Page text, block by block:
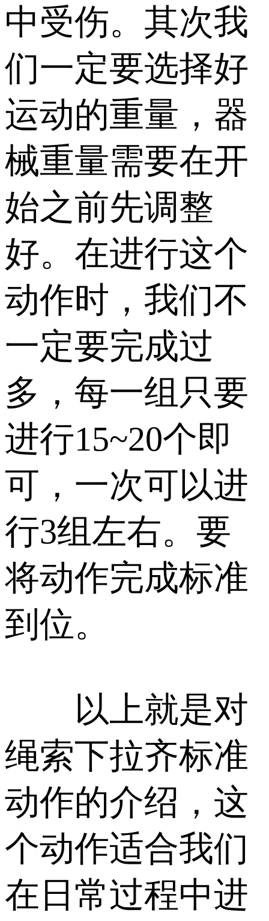
中受伤。其次我
们一定要选择好
运动的重量，器
械重量需要在开
始之前先调整
好。在进行这个
动作时，我们不
一定要完成过
多，每一组只要
进行15~20个即
可，一次可以进
行3组左右。要
将动作完成标准
到位。
以上就是对
绳索下拉齐标准
动作的介绍，这
个动作适合我们
在日常过程中进